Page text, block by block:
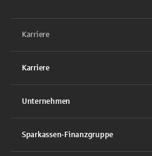
Karriere
Karriere
Unternehmen
Sparkassen-Finanzgruppe